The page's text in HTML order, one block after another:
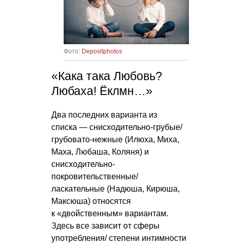
Фото: Depositphotos
«Кака така Любовь?
Любаха! Ёклмн…»
Два последних варианта из
списка — снисходительно-грубые/
грубовато-нежные (Илюха, Миха,
Маха, Любаша, Коляня) и
снисходительно-
покровительственные/
ласкательные (Надюша, Кирюша,
Максюша) относятся
к «двойственным» вариантам.
Здесь все зависит от сферы
употребления/ степени интимности